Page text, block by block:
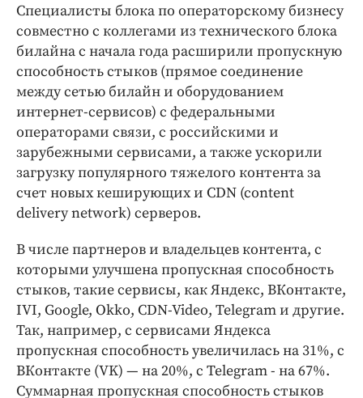
Блоги
Издания
Медиаперсона
Интересное чтиво
Клиника года
Бренд года
Работодатель года
Специалисты блока по операторскому бизнесу
совместно с коллегами из технического блока
билайна с начала года расширили пропускную
способность стыков (прямое соединение
между сетью билайн и оборудованием
интернет-сервисов) с федеральными
операторами связи, с российскими и
зарубежными сервисами, а также ускорили
загрузку популярного тяжелого контента за
счет новых кеширующих и CDN (content
delivery network) серверов.
В числе партнеров и владельцев контента, с
которыми улучшена пропускная способность
стыков, такие сервисы, как Яндекс, ВКонтакте,
IVI, Google, Okko, CDN-Video, Telegram и другие.
Так, например, с сервисами Яндекса
пропускная способность увеличилась на 31%, с
ВКонтакте (VK) — на 20%, c Telegram - на 67%.
Суммарная пропускная способность стыков